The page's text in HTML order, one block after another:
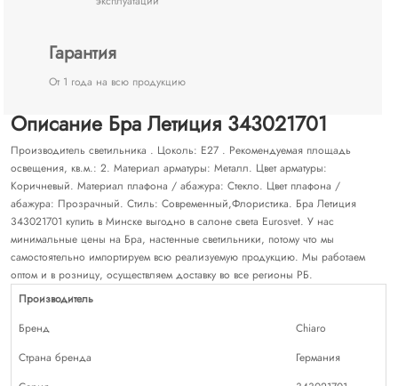
Гарантия
От 1 года на всю продукцию
Описание Бра Летиция 343021701
Производитель светильника . Цоколь: E27 . Рекомендуемая площадь
освещения, кв.м.: 2. Материал арматуры: Металл. Цвет арматуры:
Коричневый. Материал плафона / абажура: Стекло. Цвет плафона /
абажура: Прозрачный. Стиль: Современный,Флористика. Бра Летиция
343021701 купить в Минске выгодно в салоне света Eurosvet. У нас
минимальные цены на Бра, настенные светильники, потому что мы
самостоятельно импортируем всю реализуемую продукцию. Мы работаем
оптом и в розницу, осуществляем доставку во все регионы РБ.
Производитель
Бренд
Chiaro
Страна бренда
Германия